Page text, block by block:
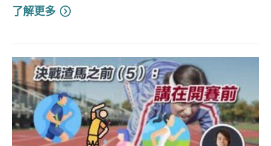
了解更多